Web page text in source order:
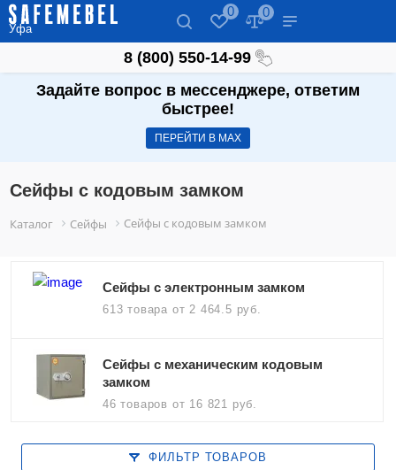
Уфа
0 0
8 (800) 550-14-99
Задайте вопрос в мессенджере, ответим
быстрее!
ПЕРЕЙТИ В МАХ
Сейфы с кодовым замком
Каталог Сейфы Сейфы с кодовым замком
Сейфы с электронным замком
613 товара от 2 464.5 руб.
Сейфы с механическим кодовым
замком
46 товаров от 16 821 руб.
ФИЛЬТР ТОВАРОВ